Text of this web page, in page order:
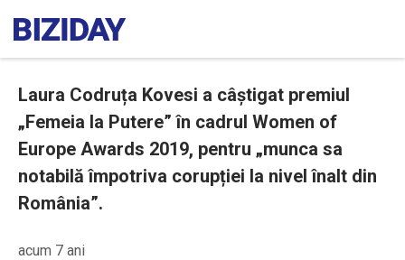
Laura Codruța Kovesi a câștigat premiul
„Femeia la Putere” în cadrul Women of
Europe Awards 2019, pentru „munca sa
notabilă împotriva corupției la nivel înalt din
România”.
acum 7 ani